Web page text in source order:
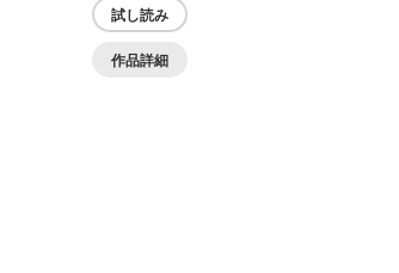
試し読み
作品詳細